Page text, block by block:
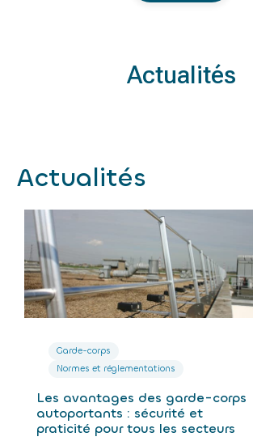
Actualités
Actualités
Garde-corps
Normes et réglementations
Les avantages des garde-corps
autoportants : sécurité et
praticité pour tous les secteurs